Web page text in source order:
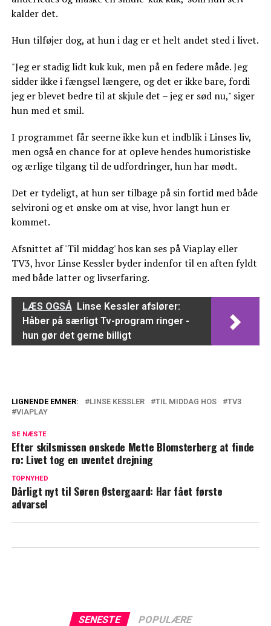
kalder det.
Hun tilføjer dog, at hun i dag er et helt andet sted i livet.
"Jeg er stadig lidt kuk kuk, men på en federe måde. Jeg
sidder ikke i fængsel længere, og det er ikke bare, fordi
jeg er blevet bedre til at skjule det – jeg er sød nu," siger
hun med et smil.
I programmet får seerne ikke kun et indblik i Linses liv,
men også en chance for at opleve hendes humoristiske
og ærlige tilgang til de udfordringer, hun har mødt.
Det er tydeligt, at hun ser tilbage på sin fortid med både
selvironi og et ønske om at vise, hvor langt hun er
kommet.
Afsnittet af 'Til middag' hos kan ses på Viaplay eller
TV3, hvor Linse Kessler byder indenfor til en aften fyldt
med både latter og livserfaring.
LÆS OGSÅ Linse Kessler afslører:
Håber på særligt Tv-program ringer -
hun gør det gerne billigt
Linse Kessler hudløst ærlig: Derfor har
hun ikke en kæreste
LIGNENDE EMNER: LINSE KESSLER TIL MIDDAG HOS
TV3
VIAPLAY
SE NÆSTE
Efter skilsmissen ønskede Mette Blomsterberg at finde
ro: Livet tog en uventet drejning
TOPNYHED
Dårligt nyt til Søren Østergaard: Har fået første
advarsel
SENESTE POPULÆRE